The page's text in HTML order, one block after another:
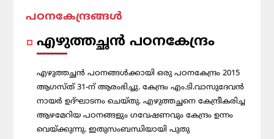
പഠനകേന്ദ്രങ്ങൾ
എഴുത്തച്ഛൻ പഠനകേന്ദ്രം
എഴുത്തച്ഛന്‍ പഠനങ്ങള്‍ക്കായി ഒരു പഠനകേന്ദ്രം 2015
ആഗസ്ത് 31-ന് ആരംഭിച്ചു. കേന്ദ്രം എം.ടി.വാസുദേവന്‍
നായര്‍ ഉദ്ഘാടനം ചെയ്തു. എഴുത്തച്ഛനെ കേന്ദ്രീകരിച്ച
ആഴമേറിയ പഠനങ്ങളും ഗവേഷണവും കേന്ദ്രം ഉന്നം
വെയ്ക്കുന്നു. ഇതുസംബന്ധിയായി പുതു